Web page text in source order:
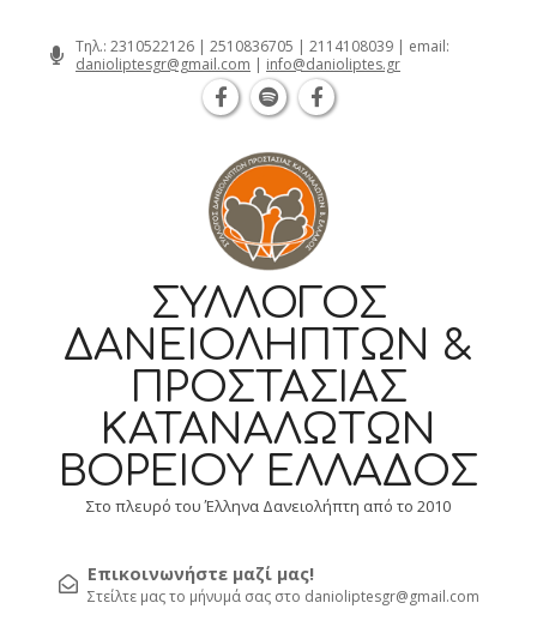
Τηλ.: 2310522126 | 2510836705 | 2114108039 | email:
danioliptesgr@gmail.com | info@danioliptes.gr
ΣΎΛΛΟΓΟΣ
ΔΑΝΕΙΟΛΗΠΤΏΝ &
ΠΡΟΣΤΑΣΊΑΣ
ΚΑΤΑΝΑΛΩΤΏΝ
ΒΟΡΕΊΟΥ ΕΛΛΆΔΟΣ
Στο πλευρό του Έλληνα Δανειολήπτη από το 2010
Επικοινωνήστε μαζί μας!
Στείλτε μας το μήνυμά σας στο danioliptesgr@gmail.com